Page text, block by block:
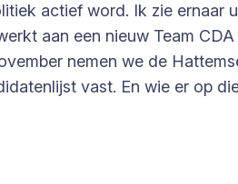
actief word. Ik zie ernaar
aan een nieuw Team
nemen we de
vast. En wie er op